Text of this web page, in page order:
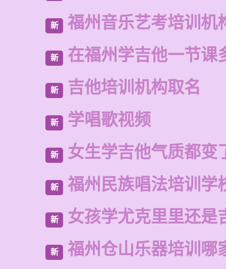
新 福州音乐艺考培训机
新 在福州学吉他一节课
新 吉他培训机构取名
新 学唱歌视频
新 女生学吉他气质都变
新 福州民族唱法培训学
新 女孩学尤克里里还是
新 福州仓山乐器培训哪